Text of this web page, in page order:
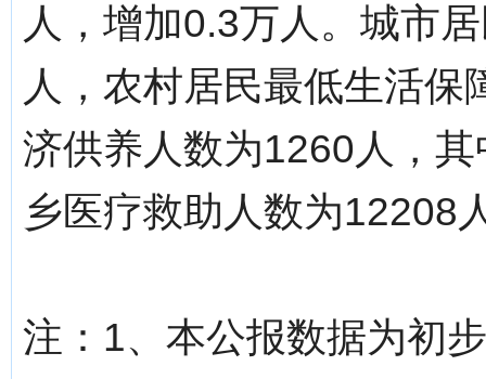
人，增加0.3万人。城市
人，农村居民最低生活
济供养人数为1260人，
乡医疗救助人数为12208
注：1、本公报数据为初